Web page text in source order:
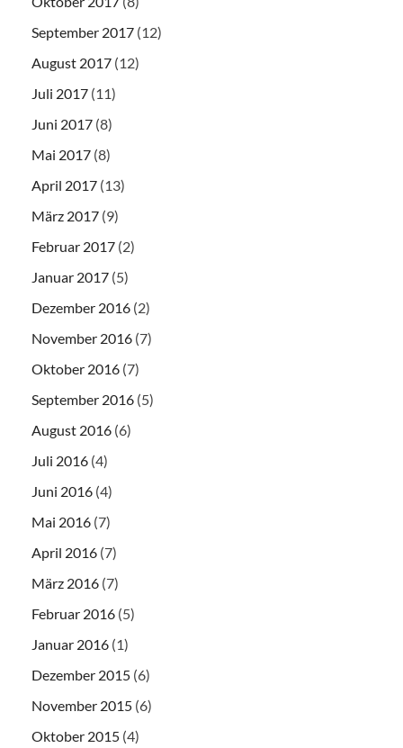
September 2017 (12)
August 2017 (12)
Juli 2017 (11)
Juni 2017 (8)
Mai 2017 (8)
April 2017 (13)
März 2017 (9)
Februar 2017 (2)
Januar 2017 (5)
Dezember 2016 (2)
November 2016 (7)
Oktober 2016 (7)
September 2016 (5)
August 2016 (6)
Juli 2016 (4)
Juni 2016 (4)
Mai 2016 (7)
April 2016 (7)
März 2016 (7)
Februar 2016 (5)
Januar 2016 (1)
Dezember 2015 (6)
November 2015 (6)
Oktober 2015 (4)